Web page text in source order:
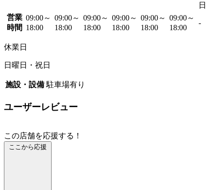
日
営業
時間
09:00～
18:00
09:00～
18:00
09:00～
18:00
09:00～
18:00
09:00～
18:00
09:00～
18:00
-
休業日
日曜日・祝日
施設・設備 駐車場有り
ユーザーレビュー
この店舗を応援する！
ここから応援